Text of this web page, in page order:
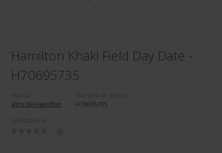
Hamilton Khaki Field Day Date -
H70695735
altro de Hamilton
H70695735